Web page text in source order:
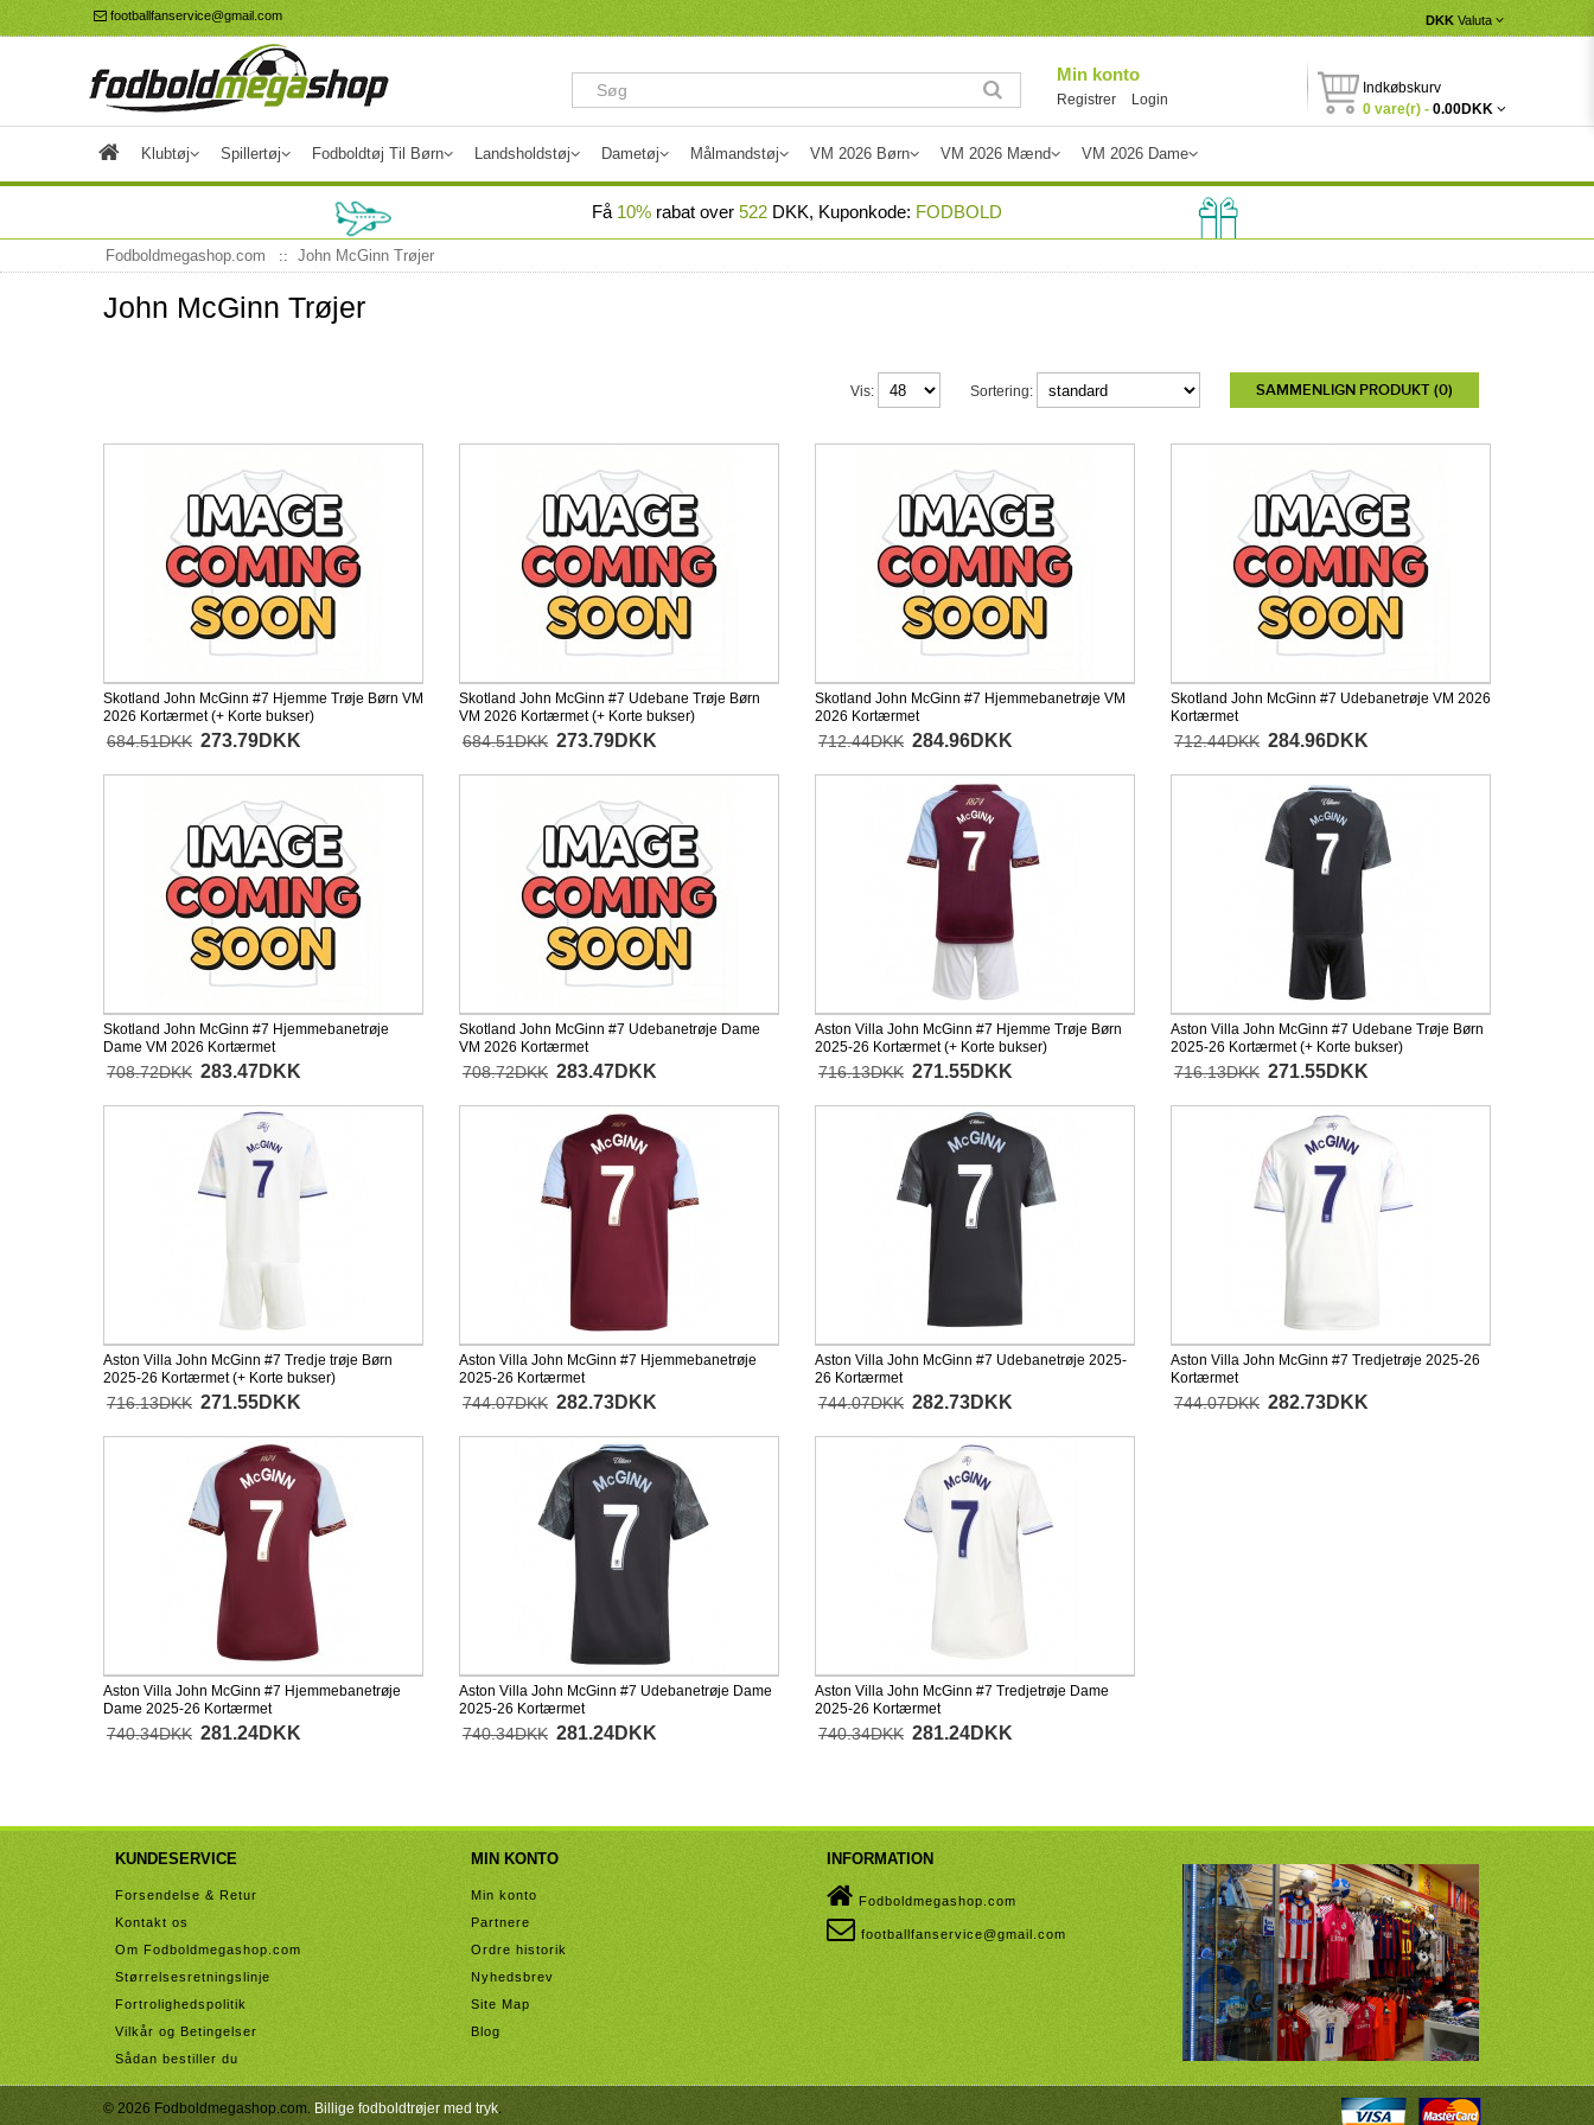
footballfanservice@gmail.com DKK Valuta
Min konto
Registrer Login
Indkøbskurv
0 vare(r) - 0.00DKK
Klubtøj Spillertøj Fodboldtøj Til Børn Landsholdstøj Dametøj Målmandstøj VM 2026 Børn VM 2026 Mænd VM 2026 Dame
Få 10% rabat over 522 DKK, Kuponkode: FODBOLD
Fodboldmegashop.com John McGinn Trøjer
John McGinn Trøjer
SAMMENLIGN PRODUKT (0)
Sortering:
Vis:
Skotland John McGinn #7 Hjemme Trøje Børn VM
2026 Kortærmet (+ Korte bukser)
684.51DKK 273.79DKK
Skotland John McGinn #7 Udebane Trøje Børn
VM 2026 Kortærmet (+ Korte bukser)
684.51DKK 273.79DKK
Skotland John McGinn #7 Hjemmebanetrøje VM
2026 Kortærmet
712.44DKK 284.96DKK
Skotland John McGinn #7 Udebanetrøje VM 2026
Kortærmet
712.44DKK 284.96DKK
Skotland John McGinn #7 Hjemmebanetrøje
Dame VM 2026 Kortærmet
708.72DKK 283.47DKK
Skotland John McGinn #7 Udebanetrøje Dame
VM 2026 Kortærmet
708.72DKK 283.47DKK
Aston Villa John McGinn #7 Hjemme Trøje Børn
2025-26 Kortærmet (+ Korte bukser)
716.13DKK 271.55DKK
Aston Villa John McGinn #7 Udebane Trøje Børn
2025-26 Kortærmet (+ Korte bukser)
716.13DKK 271.55DKK
Aston Villa John McGinn #7 Tredje trøje Børn
2025-26 Kortærmet (+ Korte bukser)
716.13DKK 271.55DKK
Aston Villa John McGinn #7 Hjemmebanetrøje
2025-26 Kortærmet
744.07DKK 282.73DKK
Aston Villa John McGinn #7 Udebanetrøje 2025-
26 Kortærmet
744.07DKK 282.73DKK
Aston Villa John McGinn #7 Tredjetrøje 2025-26
Kortærmet
744.07DKK 282.73DKK
Aston Villa John McGinn #7 Hjemmebanetrøje
Dame 2025-26 Kortærmet
740.34DKK 281.24DKK
Aston Villa John McGinn #7 Udebanetrøje Dame
2025-26 Kortærmet
740.34DKK 281.24DKK
Aston Villa John McGinn #7 Tredjetrøje Dame
2025-26 Kortærmet
740.34DKK 281.24DKK
KUNDESERVICE
Forsendelse & Retur
Kontakt os
Om Fodboldmegashop.com
Størrelsesretningslinje
Fortrolighedspolitik
Vilkår og Betingelser
Sådan bestiller du
MIN KONTO
Min konto
Partnere
Ordre historik
Nyhedsbrev
Site Map
Blog
INFORMATION
Fodboldmegashop.com
footballfanservice@gmail.com
© 2026 Fodboldmegashop.com. Billige fodboldtrøjer med tryk.